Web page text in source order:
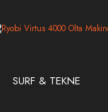
SURF & TEKNE